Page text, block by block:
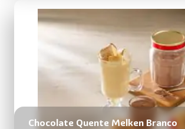
Chocolate Quente Melken Branco​